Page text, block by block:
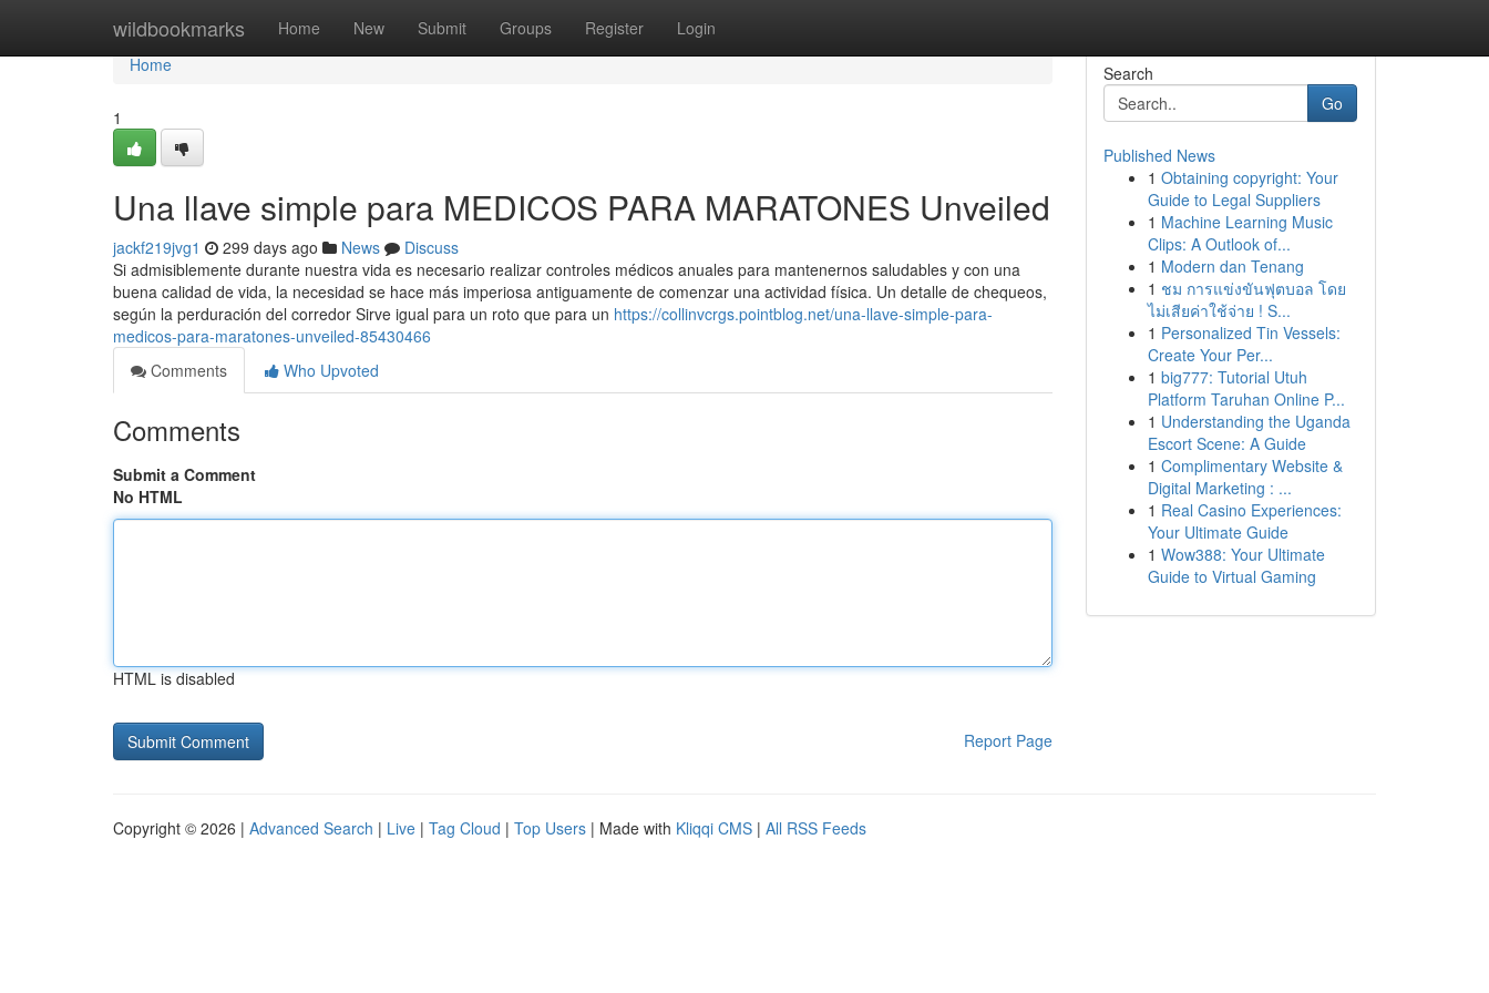
wildbookmarks Home New Submit Groups Register Login
Home
Home
1
Una llave simple para MEDICOS PARA MARATONES Unveiled
jackf219jvg1 299 days ago News
Discuss
Si admisiblemente durante nuestra vida es necesario realizar controles médicos anuales para mantenernos saludables y con una
buena calidad de vida, la necesidad se hace más imperiosa antiguamente de comenzar una actividad física. Un detalle de chequeos,
según la perduración del corredor Sirve igual para un roto que para un https://collinvcrgs.pointblog.net/una-llave-simple-para-
medicos-para-maratones-unveiled-85430466
Comments
Who Upvoted
Comments
Submit a Comment
No HTML
HTML is disabled
Report Page
Search
Go
Published News
1 Obtaining copyright: Your
Guide to Legal Suppliers
1 Machine Learning Music
Clips: A Outlook of...
1 Modern dan Tenang
1 ชม การแข่งขันฟุตบอล โดย
ไม่เสียค่าใช้จ่าย ! S...
1 Personalized Tin Vessels:
Create Your Per...
1 big777: Tutorial Utuh
Platform Taruhan Online P...
1 Understanding the Uganda
Escort Scene: A Guide
1 Complimentary Website &
Digital Marketing : ...
1 Real Casino Experiences:
Your Ultimate Guide
1 Wow388: Your Ultimate
Guide to Virtual Gaming
Copyright © 2026 | Advanced Search | Live | Tag Cloud | Top Users | Made with Kliqqi CMS | All RSS Feeds